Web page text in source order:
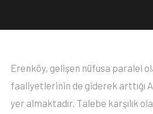
Erenköy, gelişen nüfusa paralel
faaliyetlerinin de giderek arttığı
yer almaktadır. Talebe karşılık